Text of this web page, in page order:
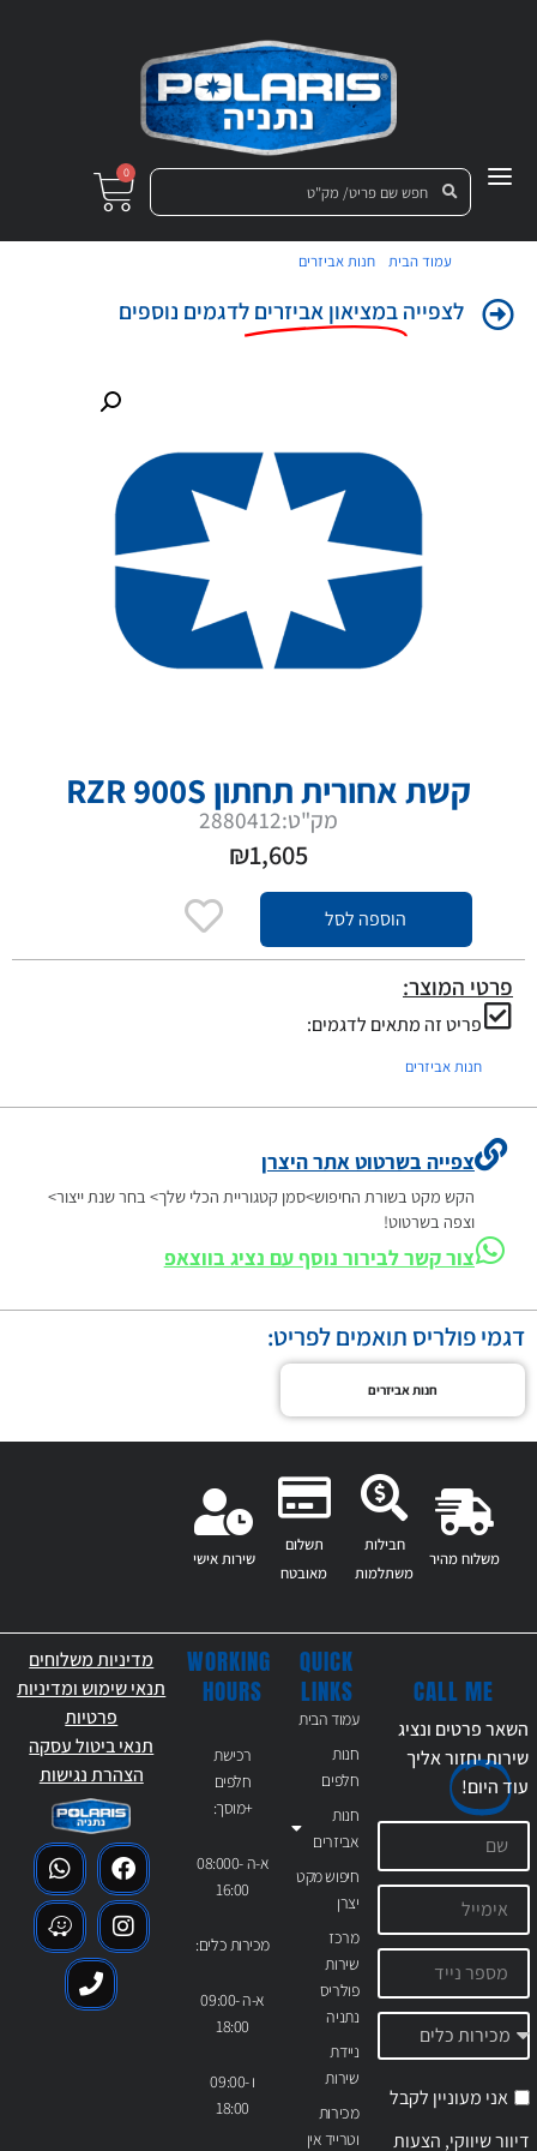
0
עמוד הבית חנות אביזרים
לצפייהבמציאון אביזרים לדגמים נוספים
קשת אחורית תחתון RZR 900S
מק"ט:2880412
₪1,605
הוספה לסל
פרטי המוצר:
פריט זה מתאים לדגמים:
חנות אביזרים
צפייה בשרטוט אתר היצרן
הקש מקט בשורת החיפוש>סמן קטגוריית הכלי שלך> בחר שנת ייצור>
וצפה בשרטוט!
צור קשר לבירור נוסף עם נציג בווצאפ
דגמי פולריס תואמים לפריט:
חנות אביזרים
משלוח מהיר
חבילות
משתלמות
תשלום
מאובטח
שירות אישי
QUICK
LINKS
עמוד הבית
חנות
חלפים
חנות
אביזרים
חיפוש מקט
יצרן
מרכז
שירות
פולריס
נתניה
ניידת
שירות
מכירות
וטרייד אין
WORKING
HOURS
רכישת
חלפים
+מוסך:
א-ה 08:000-
16:00
מכירות כלים:
א-ה 09:00-
18:00
ו 09:00-
18:00
CALL ME
השאר פרטים ונציג
שירות יחזור אליך
עודהיום!
אני מעוניין לקבל
דיוור שיווקי, הצעות
מדיניות משלוחים
תנאי שימוש ומדיניות
פרטיות
תנאי ביטול עסקה
הצהרת נגישות